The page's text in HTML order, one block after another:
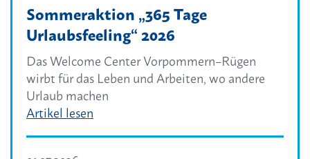
Sommeraktion „365 Tage
Urlaubsfeeling“ 2026
Das Welcome Center Vorpommern–Rügen
wirbt für das Leben und Arbeiten, wo andere
Urlaub machen
Artikel lesen